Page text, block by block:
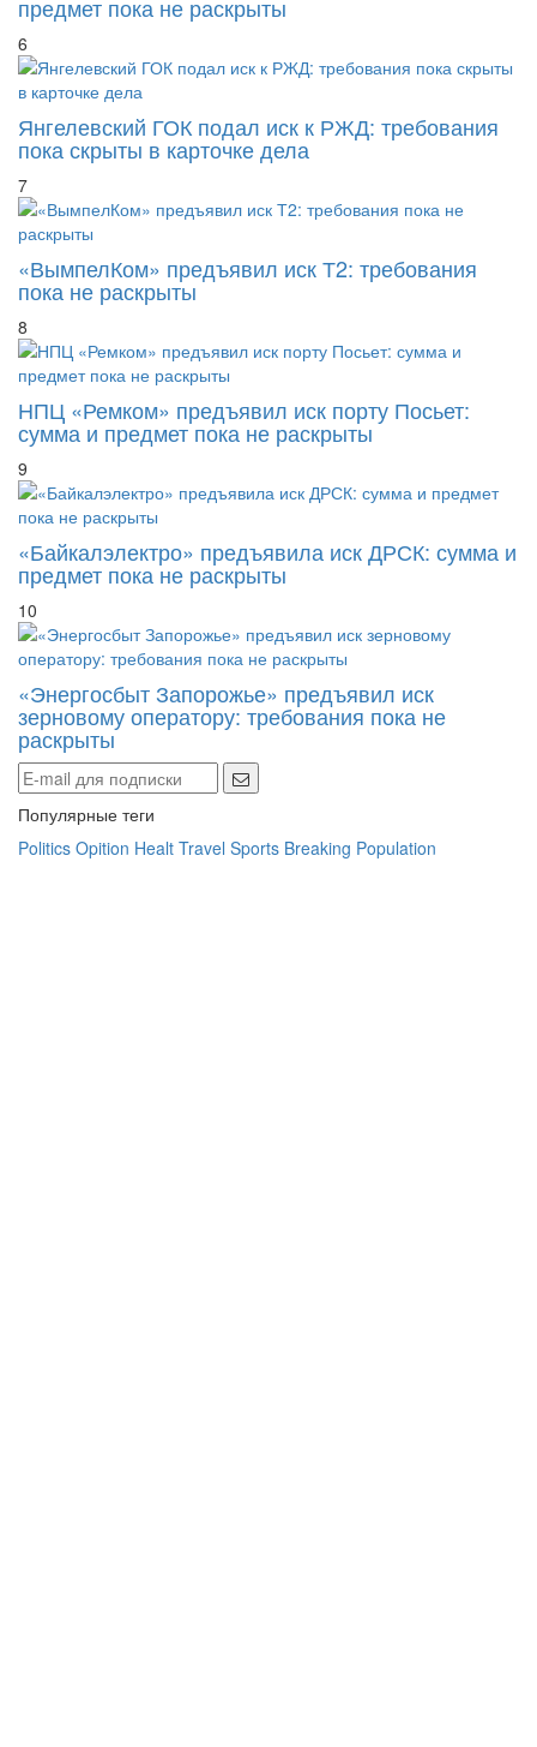
6
Янгелевский ГОК подал иск к РЖД: требования
пока скрыты в карточке дела
7
«ВымпелКом» предъявил иск Т2: требования
пока не раскрыты
8
НПЦ «Ремком» предъявил иск порту Посьет:
сумма и предмет пока не раскрыты
9
«Байкалэлектро» предъявила иск ДРСК: сумма и
предмет пока не раскрыты
10
«Энергосбыт Запорожье» предъявил иск
зерновому оператору: требования пока не
раскрыты
Популярные теги
Politics Opition Healt